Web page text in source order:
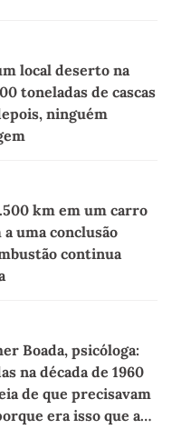
local deserto na
toneladas de cascas
ninguém
km em um carro
uma conclusão
continua
Boada, psicóloga:
na década de 1960
de que precisavam
era isso que a